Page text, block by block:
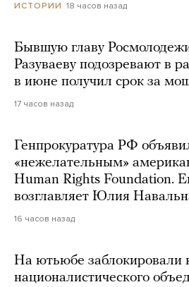
ИСТОРИИ 18 часов назад
Бывшую главу
Разуваеву подозревают в
в июне получил срок за
17 часов назад
Генпрокуратура РФ
«нежелательным»
Human Rights Foundation.
возглавляет Юлия
16 часов назад
На ютьюбе заблокировали
националистического